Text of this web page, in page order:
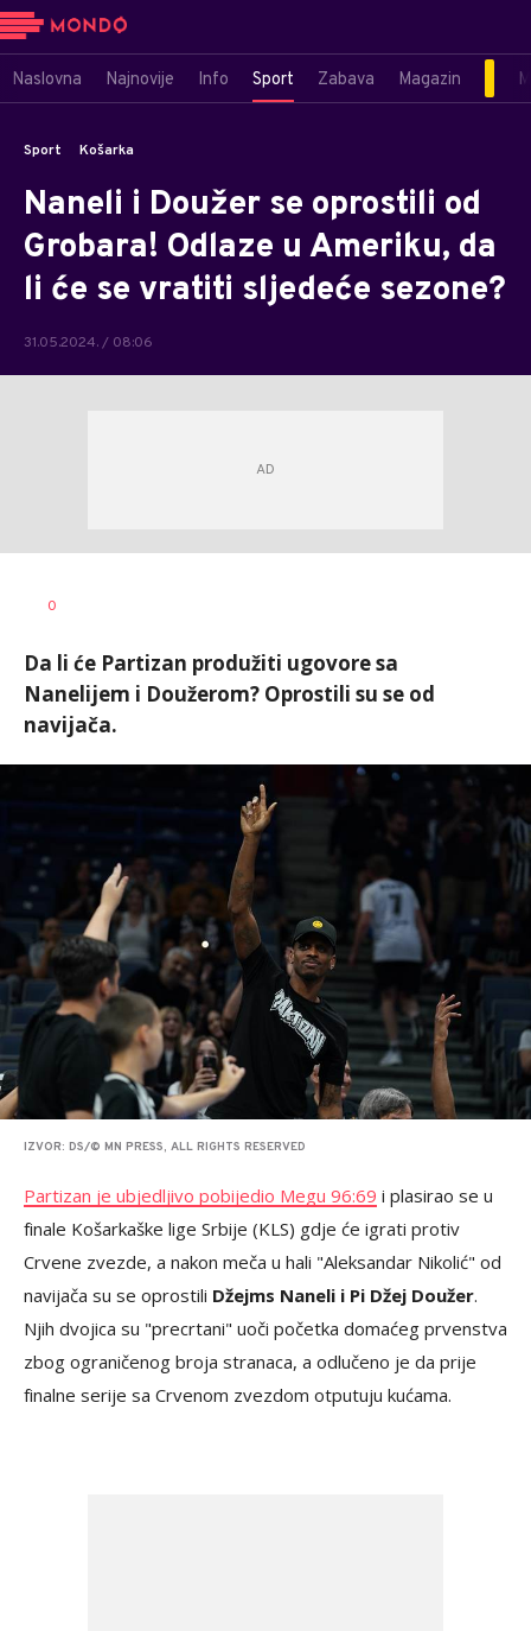
Naslovna Najnovije Info Sport Zabava Magazin
Sport Košarka
Naneli i Doužer se oprostili od
Grobara! Odlaze u Ameriku, da
li će se vratiti sljedeće sezone?
31.05.2024. / 08:06
AUTOR
0
Da li će Partizan produžiti ugovore sa
Nanelijem i Doužerom? Oprostili su se od
navijača.
IZVOR: DS/© MN PRESS, ALL RIGHTS RESERVED
Partizan je ubjedljivo pobijedio Megu 96:69 i plasirao se u
finale Košarkaške lige Srbije (KLS) gdje će igrati protiv
Crvene zvezde, a nakon meča u hali "Aleksandar Nikolić" od
navijača su se oprostili Džejms Naneli i Pi Džej Doužer.
Njih dvojica su "precrtani" uoči početka domaćeg prvenstva
zbog ograničenog broja stranaca, a odlučeno je da prije
finalne serije sa Crvenom zvezdom otputuju kućama.